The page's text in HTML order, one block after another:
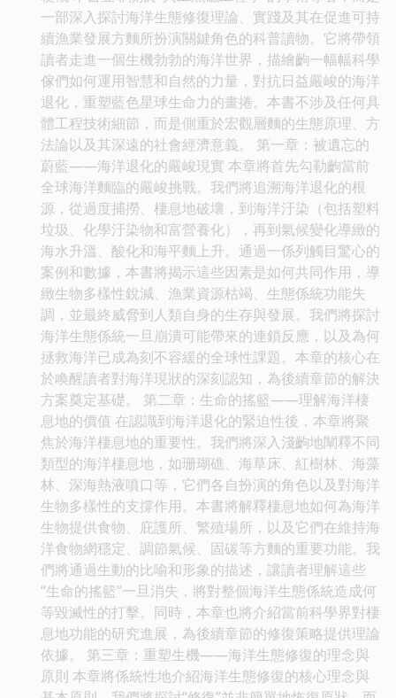
一部深入探討海洋生態修復理論、實踐及其在促進可持
續漁業發展方麵所扮演關鍵角色的科普讀物。它將帶領
讀者走進一個生機勃勃的海洋世界，描繪齣一幅幅科學
傢們如何運用智慧和自然的力量，對抗日益嚴峻的海洋
退化，重塑藍色星球生命力的畫捲。本書不涉及任何具
體工程技術細節，而是側重於宏觀層麵的生態原理、方
法論以及其深遠的社會經濟意義。 第一章：被遺忘的
蔚藍——海洋退化的嚴峻現實 本章將首先勾勒齣當前
全球海洋麵臨的嚴峻挑戰。我們將追溯海洋退化的根
源，從過度捕撈、棲息地破壞，到海洋汙染（包括塑料
垃圾、化學汙染物和富營養化），再到氣候變化導緻的
海水升溫、酸化和海平麵上升。通過一係列觸目驚心的
案例和數據，本書將揭示這些因素是如何共同作用，導
緻生物多樣性銳減、漁業資源枯竭、生態係統功能失
調，並最終威脅到人類自身的生存與發展。我們將探討
海洋生態係統一旦崩潰可能帶來的連鎖反應，以及為何
拯救海洋已成為刻不容緩的全球性課題。本章的核心在
於喚醒讀者對海洋現狀的深刻認知，為後續章節的解決
方案奠定基礎。 第二章：生命的搖籃——理解海洋棲
息地的價值 在認識到海洋退化的緊迫性後，本章將聚
焦於海洋棲息地的重要性。我們將深入淺齣地闡釋不同
類型的海洋棲息地，如珊瑚礁、海草床、紅樹林、海藻
林、深海熱液噴口等，它們各自扮演的角色以及對海洋
生物多樣性的支撐作用。本書將解釋棲息地如何為海洋
生物提供食物、庇護所、繁殖場所，以及它們在維持海
洋食物網穩定、調節氣候、固碳等方麵的重要功能。我
們將通過生動的比喻和形象的描述，讓讀者理解這些
“生命的搖籃”一旦消失，將對整個海洋生態係統造成何
等毀滅性的打擊。同時，本章也將介紹當前科學界對棲
息地功能的研究進展，為後續章節的修復策略提供理論
依據。 第三章：重塑生機——海洋生態修復的理念與
原則 本章將係統性地介紹海洋生態修復的核心理念與